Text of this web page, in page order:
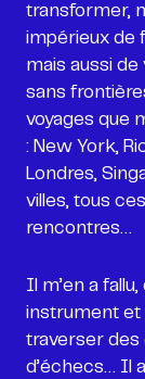
transformer,
impérieux de
mais aussi de
sans
voyages que
: New York,
Londres,
villes, tous
Il m’en a
instrument et
traverser des
d’échecs… Il